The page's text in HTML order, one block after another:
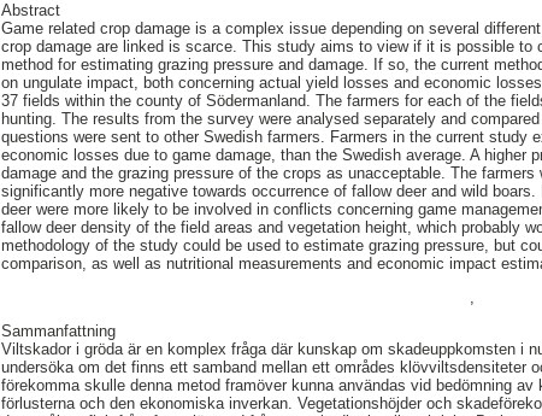
Abstract
Game related crop damage is a complex issue depending on several
crop damage are linked is scarce. This study aims to view if it is possible to
method for estimating grazing pressure and damage. If so, the current
on ungulate impact, both concerning actual yield losses and economic
37 fields within the county of Södermanland. The farmers for each of the
hunting. The results from the survey were analysed separately and
questions were sent to other Swedish farmers. Farmers in the current study
economic losses due to game damage, than the Swedish average. A higher
damage and the grazing pressure of the crops as unacceptable. The
significantly more negative towards occurrence of fallow deer and wild
deer were more likely to be involved in conflicts concerning game
fallow deer density of the field areas and vegetation height, which probably
methodology of the study could be used to estimate grazing pressure, but
comparison, as well as nutritional measurements and economic impact
Sammanfattning
Viltskador i gröda är en komplex fråga där kunskap om skadeuppkomsten i
undersöka om det finns ett samband mellan ett områdes klövviltsdensiteter
förekomma skulle denna metod framöver kunna användas vid bedömning
förlusterna och den ekonomiska inverkan. Vegetationshöjder och